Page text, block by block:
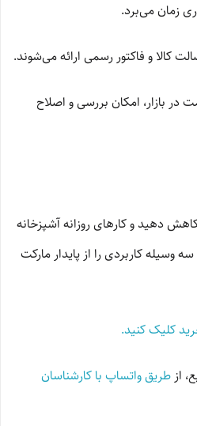
کالا و فاکتور رسمی ارائه می‌شوند.
بازار، امکان بررسی و اصلاح
دهید و کارهای روزانه آشپزخانه
وسیله کاربردی را از پایدار مارکت
کلیک کنید.
از طریق واتساپ با کارشناسان